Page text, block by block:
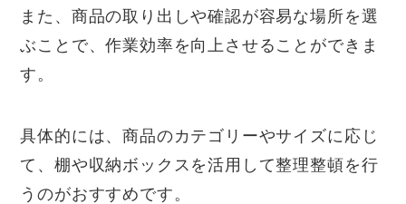
また、商品の取り出しや確認が容易な場所を選
ぶことで、作業効率を向上させることができま
す。
具体的には、商品のカテゴリーやサイズに応じ
て、棚や収納ボックスを活用して整理整頓を行
うのがおすすめです。